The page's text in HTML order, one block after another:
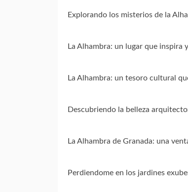
Explorando los misterios de la
La Alhambra: un lugar que inspira
La Alhambra: un tesoro cultural
Descubriendo la belleza
La Alhambra de Granada: una
Perdiendome en los jardines